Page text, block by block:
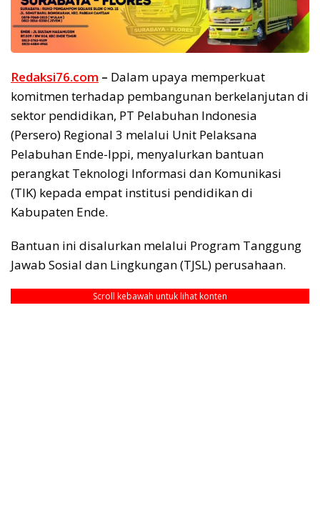
Redaksi76.com – Dalam upaya memperkuat
komitmen terhadap pembangunan berkelanjutan di
sektor pendidikan, PT Pelabuhan Indonesia
(Persero) Regional 3 melalui Unit Pelaksana
Pelabuhan Ende-Ippi, menyalurkan bantuan
perangkat Teknologi Informasi dan Komunikasi
(TIK) kepada empat institusi pendidikan di
Kabupaten Ende.
Bantuan ini disalurkan melalui Program Tanggung
Jawab Sosial dan Lingkungan (TJSL) perusahaan.
Scroll kebawah untuk lihat konten